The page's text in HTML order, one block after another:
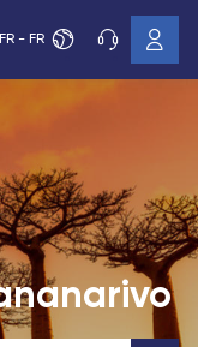
FR - FR